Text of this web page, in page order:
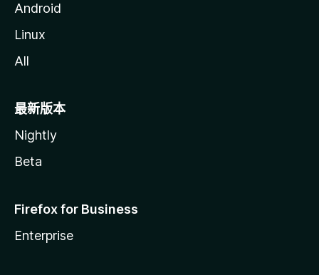
Android
Linux
All
最新版本
Nightly
Beta
Firefox for Business
Enterprise